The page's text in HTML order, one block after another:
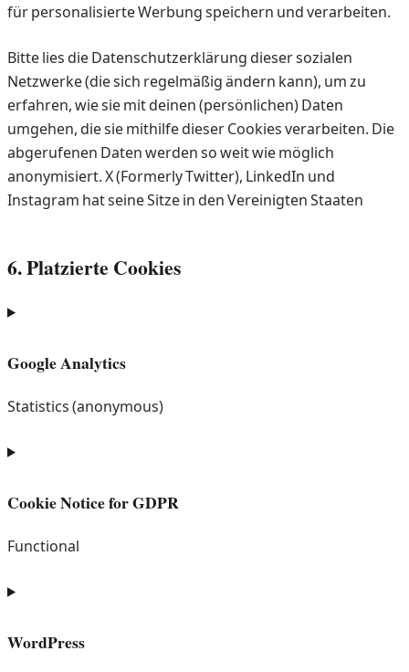
für personalisierte Werbung speichern und verarbeiten.
Bitte lies die Datenschutzerklärung dieser sozialen
Netzwerke (die sich regelmäßig ändern kann), um zu
erfahren, wie sie mit deinen (persönlichen) Daten
umgehen, die sie mithilfe dieser Cookies verarbeiten. Die
abgerufenen Daten werden so weit wie möglich
anonymisiert. X (Formerly Twitter), LinkedIn und
Instagram hat seine Sitze in den Vereinigten Staaten
6. Platzierte Cookies
Google Analytics
Statistics (anonymous)
Consent
service
analytics
Cookie Notice for GDPR
Functional
Consent
service
WordPress